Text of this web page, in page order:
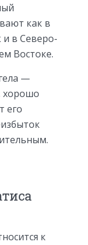
как в
и в Северо-
Востоке.
—
хорошо
его
к